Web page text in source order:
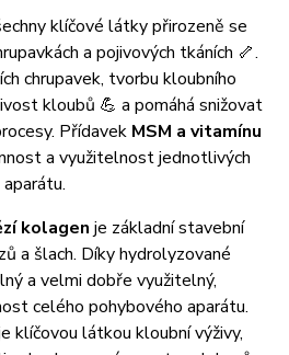
klíčové látky přirozeně se
a pojivových tkáních 🦴.
chrupavek, tvorbu kloubního
kloubů 💪 a pomáhá snižovat
Přídavek MSM a vitamínu
a využitelnost jednotlivých
kolagen je základní stavební
a šlach. Díky hydrolyzované
a velmi dobře využitelný,
celého pohybového aparátu.
klíčovou látkou kloubní výživy,